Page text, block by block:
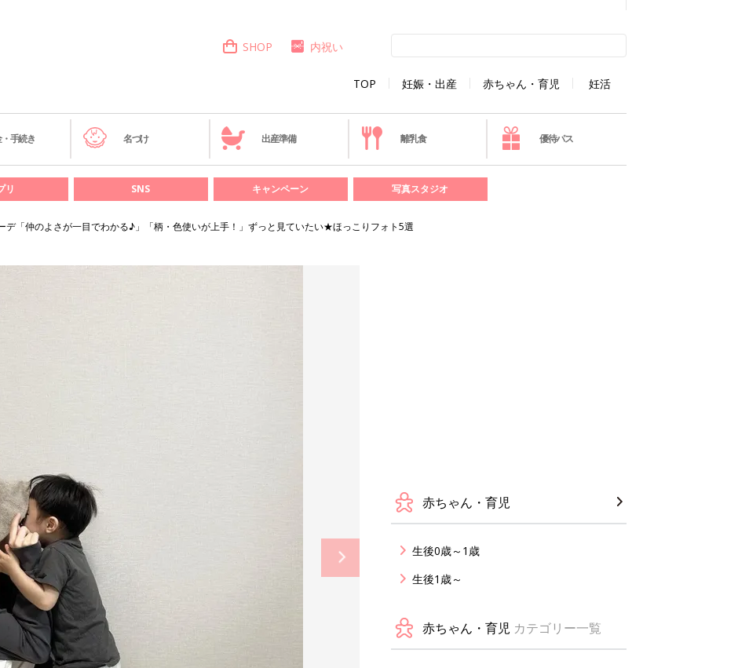
TOP 妊娠・出産 赤ちゃん・育児 妊活
SHOP 内祝い
手続き 名づけ 出産準備 離乳食 優待パス
リ SNS キャンペーン 写真スタジオ
デ「仲のよさが一目でわかる♪」「柄・色使いが上手！」ずっと見ていたい★ほっこりフォト5選
赤ちゃん・育児
生後0歳～1歳
生後1歳～
赤ちゃん・育児 カテゴリー一覧